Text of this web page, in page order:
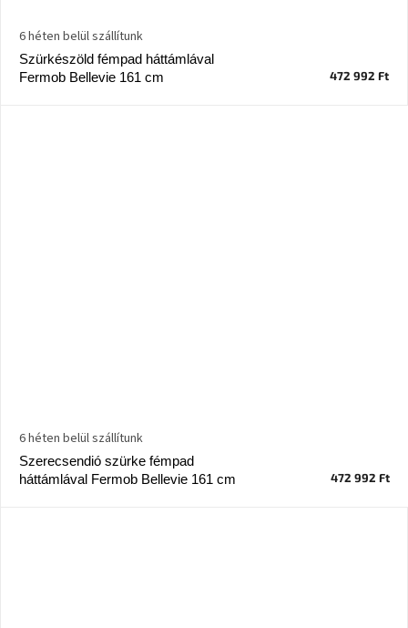
Szürkészöld fémpad háttámlával
Fermob Bellevie 161 cm
6 héten belül szállítunk
472 992 Ft
Szerecsendió szürke fémpad
háttámlával Fermob Bellevie 161 cm
6 héten belül szállítunk
472 992 Ft